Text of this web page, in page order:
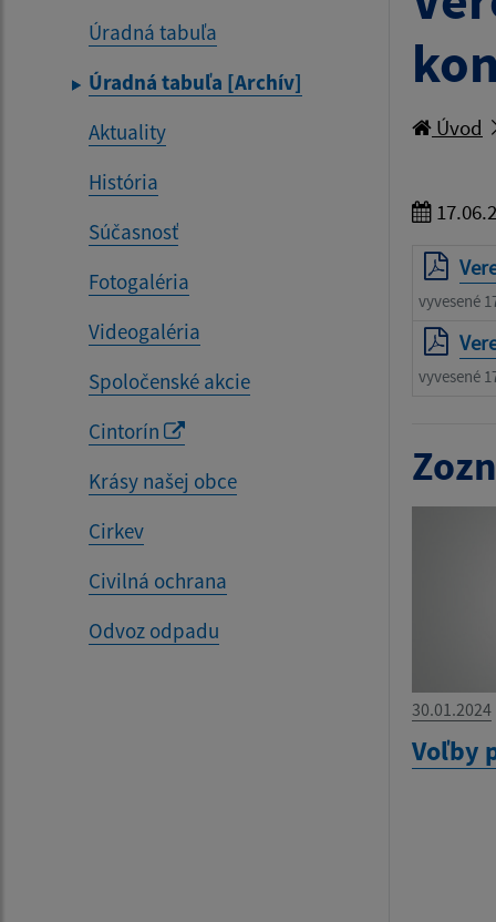
Úradná tabuľa
Úradná tabuľa [Archív]
Aktuality
História
Súčasnosť
Fotogaléria
Videogaléria
Spoločenské akcie
Cintorín
Krásy našej obce
Cirkev
Civilná ochrana
Odvoz odpadu
Úvod
vyvesené
vyvesené
30.01.2024
Voľby